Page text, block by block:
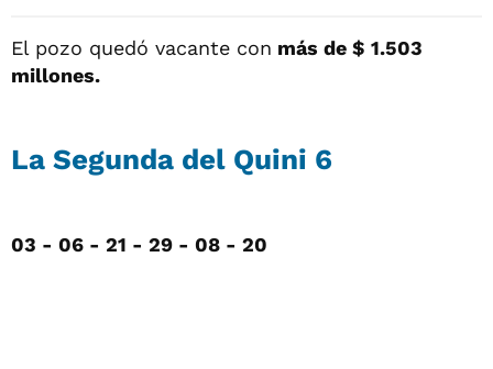
El pozo quedó vacante con más de $ 1.503
millones.
La Segunda del Quini 6
03 - 06 - 21 - 29 - 08 - 20